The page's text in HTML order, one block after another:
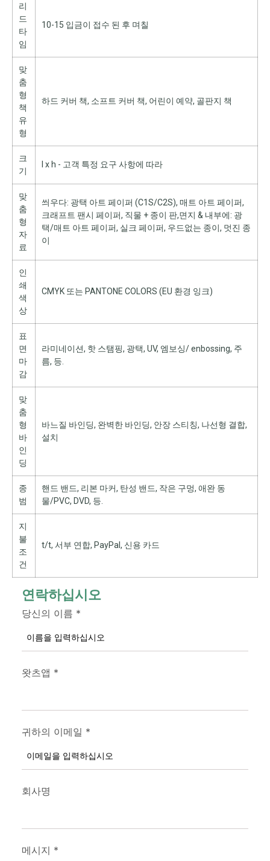
리
드
타
임
10-15 입금이 접수 된 후 며칠
맞
춤
형
책
유
형
하드 커버 책, 소프트 커버 책, 어린이 예약, 골판지 책
크
기
l x h - 고객 특정 요구 사항에 따라
맞
춤
형
자
료
씌우다: 광택 아트 페이퍼 (C1S/C2S), 매트 아트 페이퍼,
크래프트 팬시 페이퍼, 직물 + 종이 판,면지 & 내부에: 광
택/매트 아트 페이퍼, 실크 페이퍼, 우드없는 종이, 멋진 종
이
인
쇄
색
상
CMYK 또는 PANTONE COLORS (EU 환경 잉크)
표
면
마
감
라미네이션, 핫 스탬핑, 광택, UV, 엠보싱/ enbossing, 주
름, 등.
맞
춤
형
바
인
딩
바느질 바인딩, 완벽한 바인딩, 안장 스티칭, 나선형 결합,
설치
종
범
핸드 밴드, 리본 마커, 탄성 밴드, 작은 구멍, 애완 동
물/PVC, DVD, 등.
지
불
조
건
t/t, 서부 연합, PayPal, 신용 카드
연락하십시오
당신의 이름 *
왓츠앱 *
귀하의 이메일 *
회사명
메시지 *